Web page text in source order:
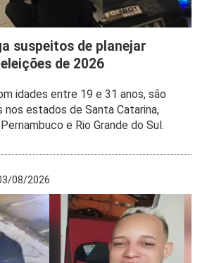
suspeitos de planejar
de 2026
idades entre 19 e 31 anos, são
nos estados de Santa Catarina,
e Rio Grande do Sul.
08/2026